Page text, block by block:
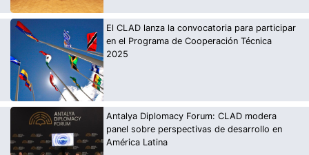
El CLAD lanza la convocatoria para participar
en el Programa de Cooperación Técnica
2025
Antalya Diplomacy Forum: CLAD modera
panel sobre perspectivas de desarrollo en
América Latina